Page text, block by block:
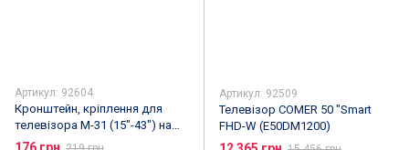
Артикул: 92604
Кронштейн, кріплення для
телевізора M-31 (15"-43") на
стіну
176 грн
Артикул: 92509
Телевізор COMER 50 "Smart
FHD-W (E50DM1200)